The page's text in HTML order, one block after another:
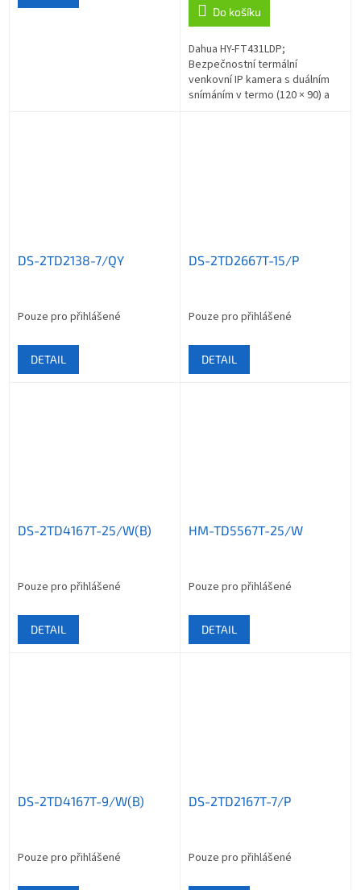
Do košíku
Dahua HY-FT431LDP;
Bezpečnostní termální
venkovní IP kamera s duálním
snímáním v termo (120 × 90) a
DS-2TD2138-7/QY
Pouze pro přihlášené
DETAIL
DS-2TD2667T-15/P
Pouze pro přihlášené
DETAIL
DS-2TD4167T-25/W(B)
Pouze pro přihlášené
DETAIL
HM-TD5567T-25/W
Pouze pro přihlášené
DETAIL
DS-2TD4167T-9/W(B)
Pouze pro přihlášené
DS-2TD2167T-7/P
Pouze pro přihlášené